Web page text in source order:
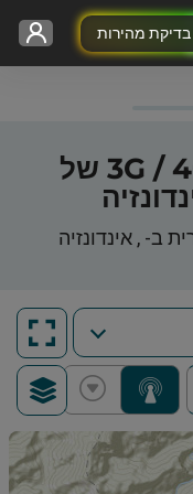
מהירות
מפת הכיסוי 3G / 4G / 5G של